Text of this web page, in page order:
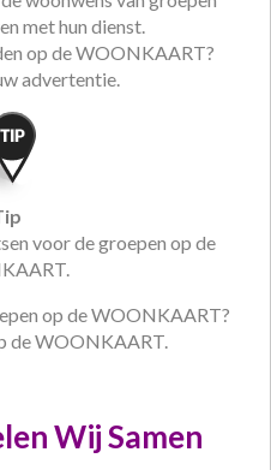
met hun dienst.
op de WOONKAART?
advertentie.
voor de groepen op de
op de WOONKAART?
de WOONKAART.
Wij Samen